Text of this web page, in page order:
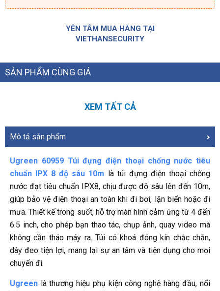
YÊN TÂM MUA HÀNG TẠI
VIETHANSECURITY
SẢN PHẨM CÙNG GIÁ
XEM TẤT CẢ
Mô tả sản phẩm
Ugreen 60959 Túi đựng điện thoại chống nước tiêu
chuẩn IPX 8 độ sâu 10m là túi đựng điện thoại chống
nước đạt tiêu chuẩn IPX8, chịu được độ sâu lên đến 10m,
giúp bảo vệ điện thoại an toàn khi đi bơi, lặn biển hoặc đi
mưa. Thiết kế trong suốt, hỗ trợ màn hình cảm ứng từ 4 đến
6.5 inch, cho phép bạn thao tác, chụp ảnh, quay video mà
không cần tháo máy ra. Túi có khoá đóng kín chắc chắn,
dây đeo tiện lợi, mang lại sự an tâm và tiện dụng cho mọi
chuyến đi.
Ugreen là thương hiệu phụ kiện công nghệ hàng đầu, nổi